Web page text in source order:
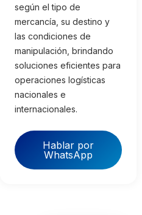
según el tipo de
mercancía, su destino y
las condiciones de
manipulación, brindando
soluciones eficientes para
operaciones logísticas
nacionales e
internacionales.
Hablar por
WhatsApp